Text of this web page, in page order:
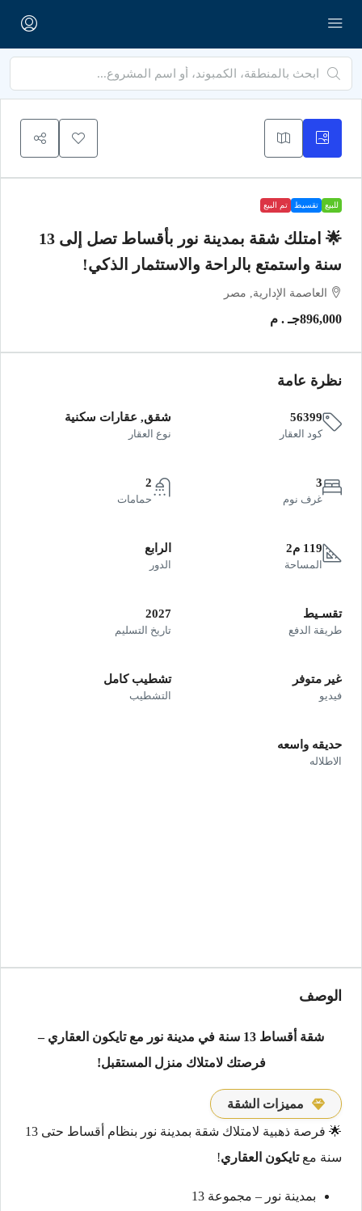
للبيع تقسيط تم البيع
🌟 امتلك شقة بمدينة نور بأقساط تصل إلى 13
سنة واستمتع بالراحة والاستثمار الذكي!
العاصمة الإدارية, مصر
896,000جـ . م
نظرة عامة
56399
كود العقار
شقق, عقارات سكنية
نوع العقار
3
غرف نوم
2
حمامات
119 م2
المساحة
الرابع
الدور
تقسـيط
طريقة الدفع
2027
تاريخ التسليم
غير متوفر
فيديو
تشطيب كامل
التشطيب
حديقه واسعه
الاطلاله
الوصف
شقة أقساط 13 سنة في مدينة نور مع تايكون العقاري –
فرصتك لامتلاك منزل المستقبل!
مميزات الشقة
🌟 فرصة ذهبية لامتلاك شقة بمدينة نور بنظام أقساط حتى 13
سنة معتايكون العقاري!
بمدينة نور – مجموعة 13